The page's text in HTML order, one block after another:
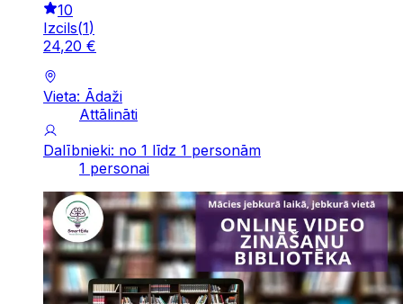
10
Izcils(1)
24,20 €
Vieta: Ādaži
Attālināti
Dalībnieki: no 1 līdz 1 personām
1 personai